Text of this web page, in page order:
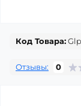
Код Товара:
Отзывы: 0